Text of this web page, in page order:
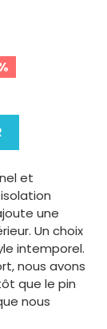
et
une
Un choix
intemporel.
nous avons
que le pin
nous